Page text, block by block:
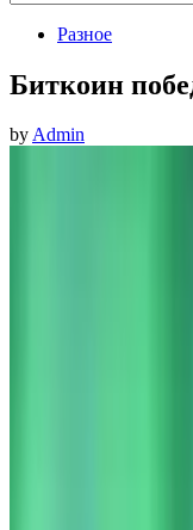
PostedРазное
Биткоин
byAdmin